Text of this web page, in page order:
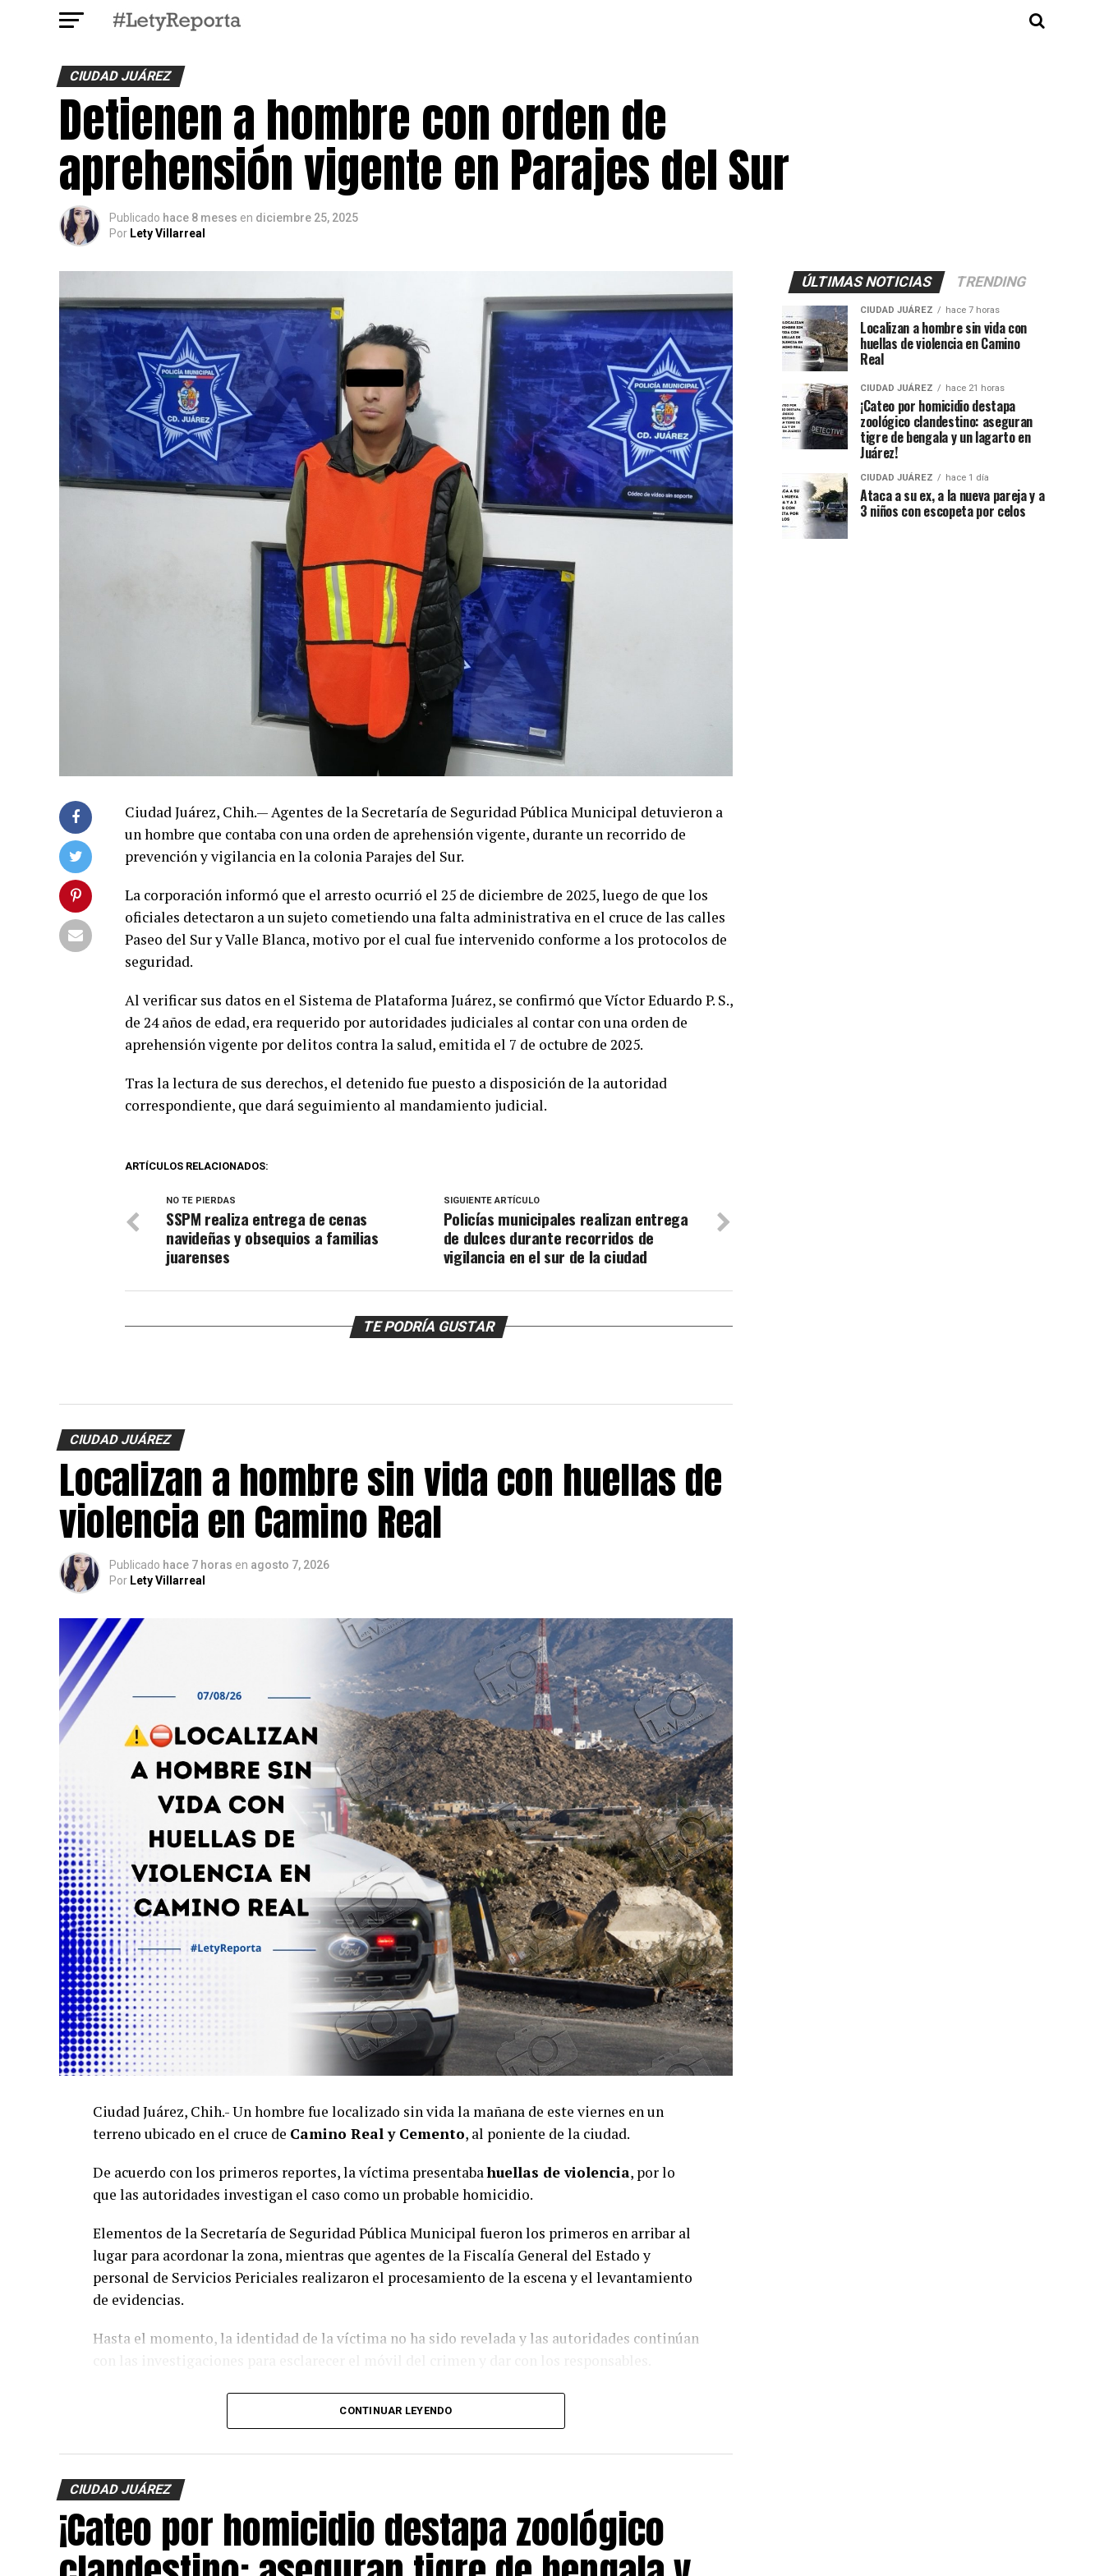
CIUDAD JUÁREZ
Detienen a hombre con orden de
aprehensión vigente en Parajes del Sur
Publicado hace 8 meses en diciembre 25, 2025
Por Lety Villarreal
Ciudad Juárez, Chih.— Agentes de la Secretaría de Seguridad Pública Municipal detuvieron a
un hombre que contaba con una orden de aprehensión vigente, durante un recorrido de
prevención y vigilancia en la colonia Parajes del Sur.
La corporación informó que el arresto ocurrió el 25 de diciembre de 2025, luego de que los
oficiales detectaron a un sujeto cometiendo una falta administrativa en el cruce de las calles
Paseo del Sur y Valle Blanca, motivo por el cual fue intervenido conforme a los protocolos de
seguridad.
Al verificar sus datos en el Sistema de Plataforma Juárez, se confirmó que Víctor Eduardo P. S.,
de 24 años de edad, era requerido por autoridades judiciales al contar con una orden de
aprehensión vigente por delitos contra la salud, emitida el 7 de octubre de 2025.
Tras la lectura de sus derechos, el detenido fue puesto a disposición de la autoridad
correspondiente, que dará seguimiento al mandamiento judicial.
ARTÍCULOS RELACIONADOS:
SIGUIENTE ARTÍCULO
Policías municipales realizan entrega
de dulces durante recorridos de
vigilancia en el sur de la ciudad
NO TE PIERDAS
SSPM realiza entrega de cenas
navideñas y obsequios a familias
juarenses
TE PODRÍA GUSTAR
CIUDAD JUÁREZ
Localizan a hombre sin vida con huellas de
violencia en Camino Real
Publicado hace 7 horas en agosto 7, 2026
Por Lety Villarreal
Ciudad Juárez, Chih.- Un hombre fue localizado sin vida la mañana de este viernes en un
terreno ubicado en el cruce de Camino Real y Cemento, al poniente de la ciudad.
De acuerdo con los primeros reportes, la víctima presentabahuellas de violencia, por lo
que las autoridades investigan el caso como un probable homicidio.
Elementos de la Secretaría de Seguridad Pública Municipal fueron los primeros en arribar al
lugar para acordonar la zona, mientras que agentes de la Fiscalía General del Estado y
personal de Servicios Periciales realizaron el procesamiento de la escena y el levantamiento
de evidencias.
Hasta el momento, la identidad de la víctima no ha sido revelada y las autoridades continúan
CONTINUAR LEYENDO
CIUDAD JUÁREZ
¡Cateo por homicidio destapa zoológico
ÚLTIMAS NOTICIAS TRENDING
CIUDAD JUÁREZ hace 7 horas
Localizan a hombre sin vida con
huellas de violencia en Camino
Real
CIUDAD JUÁREZ hace 21 horas
¡Cateo por homicidio destapa
zoológico clandestino: aseguran
tigre de bengala y un lagarto en
Juárez!
CIUDAD JUÁREZ hace 1 día
Ataca a su ex, a la nueva pareja y a
3 niños con escopeta por celos